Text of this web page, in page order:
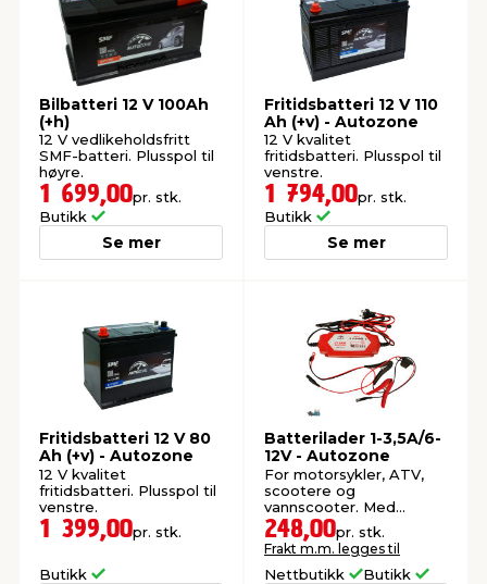
Bilbatteri 12 V 100Ah
(+h)
12 V vedlikeholdsfritt
SMF-batteri. Plusspol til
høyre.
1 699,00pr. stk.
Butikk
Se mer
Fritidsbatteri 12 V 110
Ah (+v) - Autozone
12 V kvalitet
fritidsbatteri. Plusspol til
venstre.
1 794,00pr. stk.
Butikk
Se mer
Fritidsbatteri 12 V 80
Ah (+v) - Autozone
12 V kvalitet
fritidsbatteri. Plusspol til
venstre.
1 399,00pr. stk.
Butikk
Batterilader 1-3,5A/6-
12V - Autozone
For motorsykler, ATV,
scootere og
vannscooter. Med
kabeltang og
ringklemmer.
248,00pr. stk.
Frakt m.m. legges til
Nettbutikk Butikk